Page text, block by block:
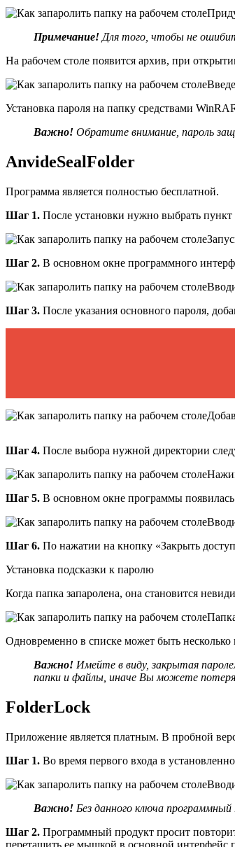
Примечание! Для того, чтобы не
На рабочем столе появится архив, при
Установка пароля на папку средствами
Важно! Обратите внимание, пароль
AnvideSealFolder
Программа является полностью бесплатной.
Шаг 1. После установки нужно выбрать пункт
Шаг 2. В основном окне программного
Шаг 3. После указания основного пароля,
Шаг 4. После выбора нужной директории
Шаг 5. В основном окне программы
Шаг 6. По нажатии на кнопку «Закрыть
Установка подсказки к паролю
Когда папка запаролена, она становится
Одновременно в списке может быть
Важно! Имейте в виду, закрытая
папки и файлы, иначе Вы можете
FolderLock
Приложение является платным. В пробной
Шаг 1. Во время первого входа в
Важно! Без данного ключа
Шаг 2. Программный продукт просит
перетащить ее мышкой в основной интерфейс